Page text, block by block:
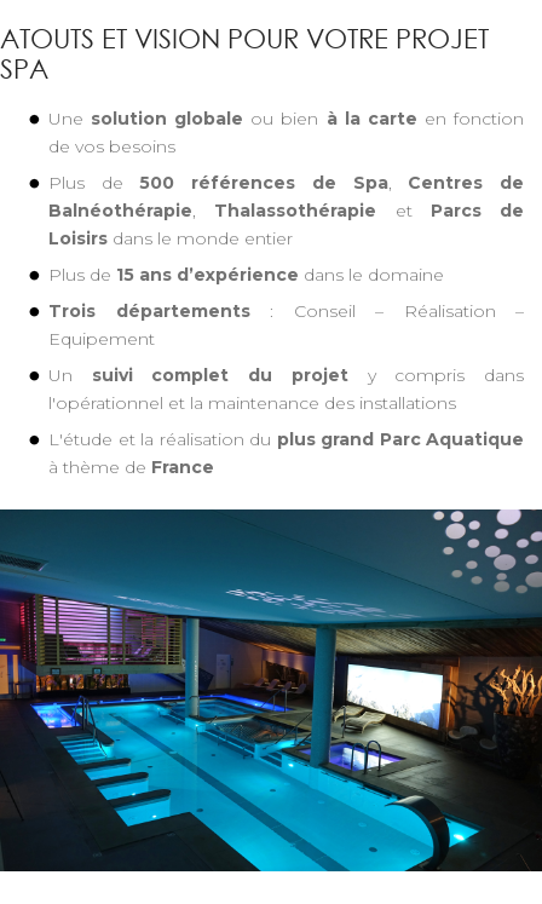
ATOUTS ET VISION POUR VOTRE PROJET
SPA
Une solution globale ou bien à la carte en fonction
de vos besoins
Plus de500 références de Spa, Centres de
Balnéothérapie, Thalassothérapie et Parcs de
Loisirs dans le monde entier
Plus de 15 ans d’expérience dans le domaine
Trois départements : Conseil – Réalisation –
Equipement
Un suivi complet du projety compris dans
l'opérationnel et la maintenance des installations
L'étude et la réalisation du plus grand Parc Aquatique
à thème de France